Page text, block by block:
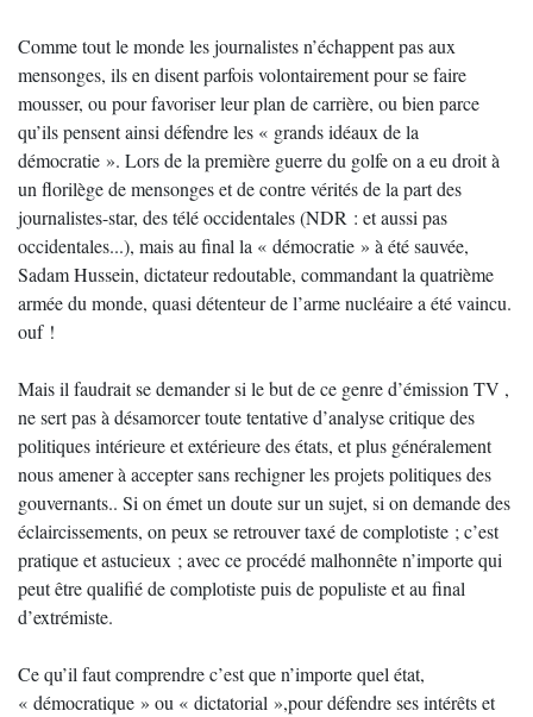
Comme tout le monde les journalistes n’échappent pas aux
mensonges, ils en disent parfois volontairement pour se faire
mousser, ou pour favoriser leur plan de carrière, ou bien parce
qu’ils pensent ainsi défendre les « grands idéaux de la
démocratie ». Lors de la première guerre du golfe on a eu droit à
un florilège de mensonges et de contre vérités de la part des
journalistes-star, des télé occidentales (NDR : et aussi pas
occidentales...), mais au final la « démocratie » à été sauvée,
Sadam Hussein, dictateur redoutable, commandant la quatrième
armée du monde, quasi détenteur de l’arme nucléaire a été vaincu.
ouf !
Mais il faudrait se demander si le but de ce genre d’émission TV ,
ne sert pas à désamorcer toute tentative d’analyse critique des
politiques intérieure et extérieure des états, et plus généralement
nous amener à accepter sans rechigner les projets politiques des
gouvernants.. Si on émet un doute sur un sujet, si on demande des
éclaircissements, on peux se retrouver taxé de complotiste ; c’est
pratique et astucieux ; avec ce procédé malhonnête n’importe qui
peut être qualifié de complotiste puis de populiste et au final
d’extrémiste.
Ce qu’il faut comprendre c’est que n’importe quel état,
« démocratique » ou « dictatorial »,pour défendre ses intérêts et